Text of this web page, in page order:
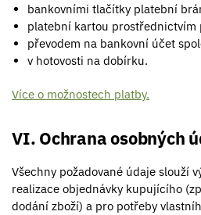
bankovními tlačítky platební
platební kartou prostřednictvím
převodem na bankovní účet
v hotovosti na dobírku.
Více o možnostech platby.
VI. Ochrana osobných
Všechny požadované údaje slouží
realizace objednávky kupujícího
dodání zboží) a pro potřeby